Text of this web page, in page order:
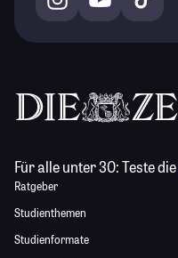
Für alle unter 30:Teste die
Ratgeber
Studienthemen
Studienformate